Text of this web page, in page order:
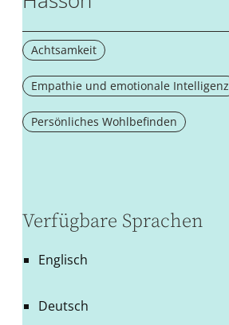
Achtsamkeit
Empathie und emotionale Intelligenz
Persönliches Wohlbefinden
Verfügbare Sprachen
Englisch
Deutsch